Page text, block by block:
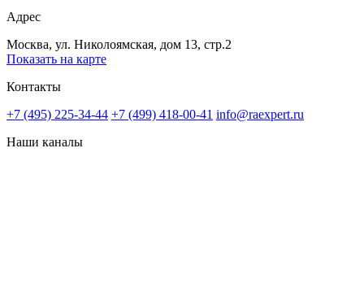
Адрес
Москва, ул. Николоямская, дом 13, стр.2
Показать на карте
Контакты
+7 (495) 225-34-44 +7 (499) 418-00-41 info@raexpert.ru
Наши каналы